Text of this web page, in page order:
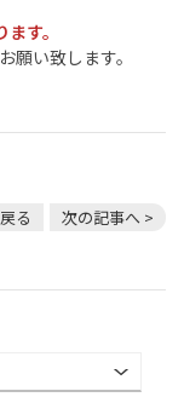
す。
願い致します。
る 次の記事へ >